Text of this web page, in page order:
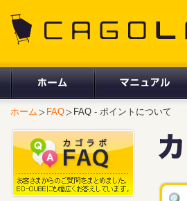
ホーム FAQ FAQ - ポイントについて